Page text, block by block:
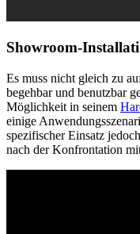
Showroom-
Es muss nicht gleich zu
begehbar und benutzbar
Möglichkeit in seinem
einige
spezifischer Einsatz
nach der Konfrontation